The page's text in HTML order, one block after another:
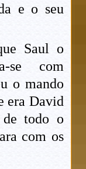
e o seu
Saul o
se com
o mando
era David
todo o
com os